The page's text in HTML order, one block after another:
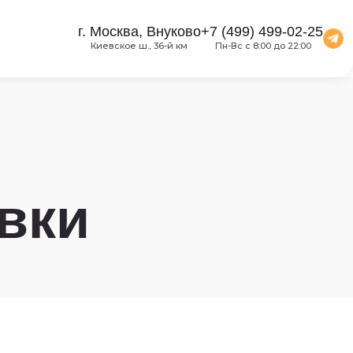
г. Москва, Внуково
Киевское ш., 36-й км
+7 (499) 499-02-25
Пн-Вс с 8:00 до 22:00